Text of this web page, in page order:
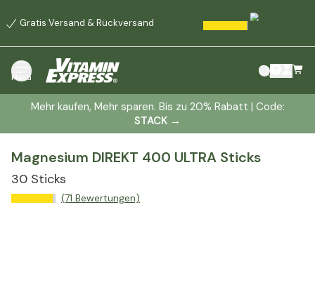
Gratis Versand & Rückversand
Menü
Mehr kaufen, Mehr sparen. Bis zu 20% Rabatt | Code:
STACK →
Magnesium DIREKT 400 ULTRA Sticks
30 Sticks
(71 Bewertungen)